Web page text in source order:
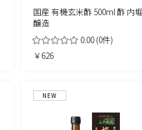
国産 有機玄米酢 500ml 酢 内堀
醸造
0.00 (0件)
￥626
NEW